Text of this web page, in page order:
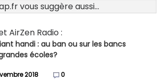
vous suggère aussi...
AirZen Radio :
handi : au ban ou sur les bancs
écoles?
2018 0